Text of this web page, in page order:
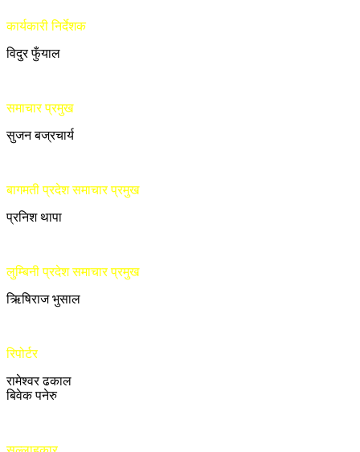
कार्यकारी निर्देशक
विदुर फुँयाल
समाचार प्रमुख
सुजन बज्रचार्य
बागमती प्रदेश समाचार प्रमुख
प्रनिश थापा
लुम्बिनी प्रदेश समाचार प्रमुख
ऋिषिराज भुसाल
रिपोर्टर
रामेश्वर ढकाल
बिवेक पनेरु